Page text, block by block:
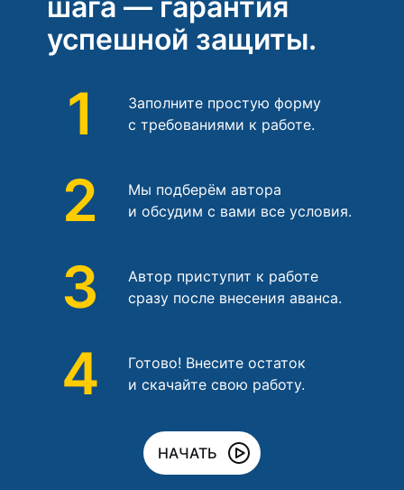
шага — гарантия
успешной защиты.
1
Заполните простую форму
с требованиями к работе.
2
Мы подберём автора
и обсудим с вами все условия.
3
Автор приступит к работе
сразу после внесения аванса.
4
Готово! Внесите остаток
и скачайте свою работу.
НАЧАТЬ